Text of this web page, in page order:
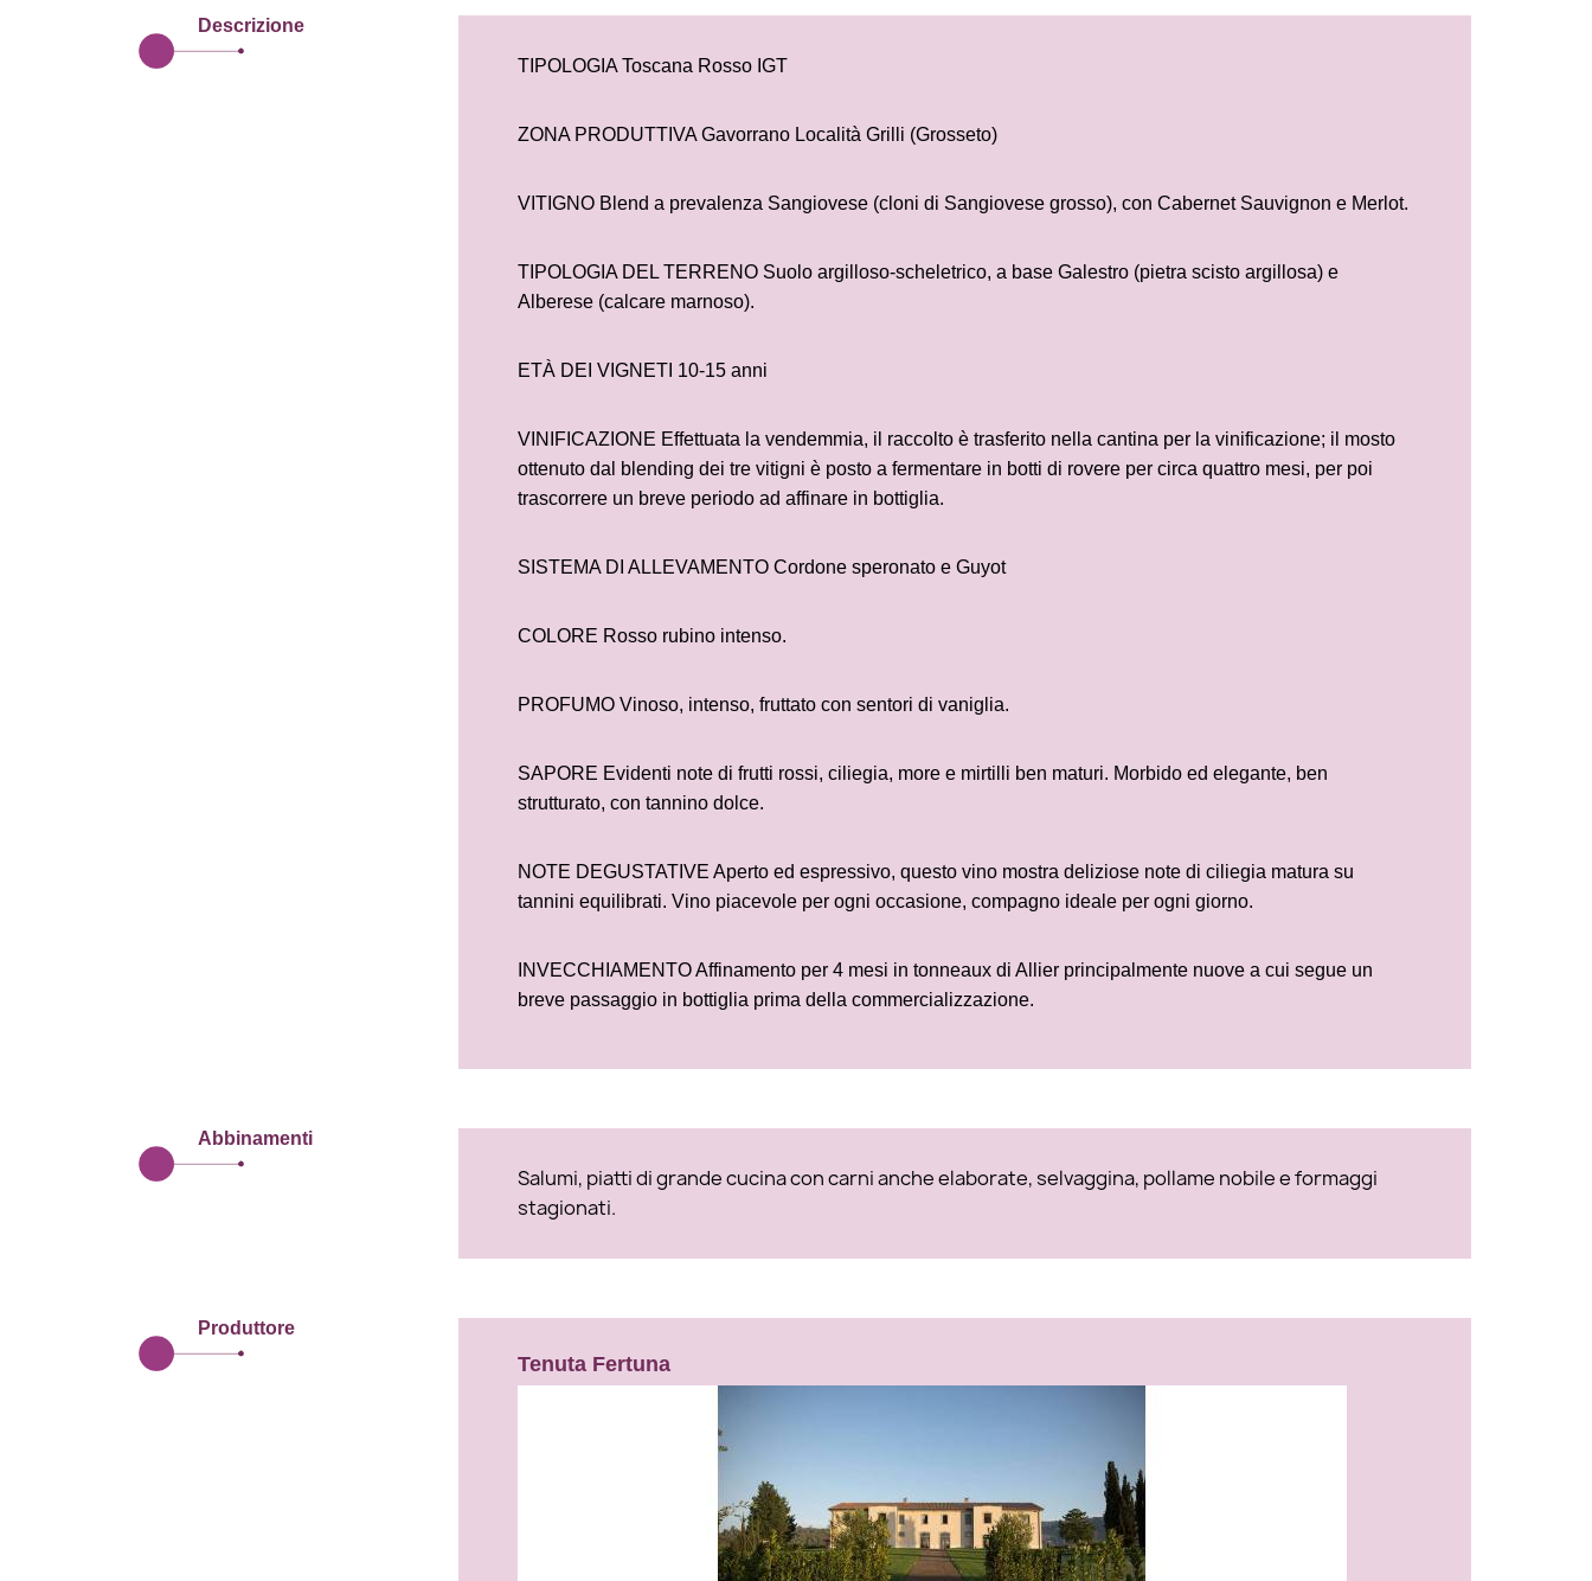
Descrizione
TIPOLOGIA Toscana Rosso IGT
ZONA PRODUTTIVA Gavorrano Località Grilli (Grosseto)
VITIGNO Blend a prevalenza Sangiovese (cloni di Sangiovese grosso), con Cabernet Sauvignon e Merlot.
TIPOLOGIA DEL TERRENO Suolo argilloso-scheletrico, a base Galestro (pietra scisto argillosa) e
Alberese (calcare marnoso).
ETÀ DEI VIGNETI 10-15 anni
VINIFICAZIONE Effettuata la vendemmia, il raccolto è trasferito nella cantina per la vinificazione; il mosto
ottenuto dal blending dei tre vitigni è posto a fermentare in botti di rovere per circa quattro mesi, per poi
trascorrere un breve periodo ad affinare in bottiglia.
SISTEMA DI ALLEVAMENTO Cordone speronato e Guyot
COLORE Rosso rubino intenso.
PROFUMO Vinoso, intenso, fruttato con sentori di vaniglia.
SAPORE Evidenti note di frutti rossi, ciliegia, more e mirtilli ben maturi. Morbido ed elegante, ben
strutturato, con tannino dolce.
NOTE DEGUSTATIVE Aperto ed espressivo, questo vino mostra deliziose note di ciliegia matura su
tannini equilibrati. Vino piacevole per ogni occasione, compagno ideale per ogni giorno.
INVECCHIAMENTO Affinamento per 4 mesi in tonneaux di Allier principalmente nuove a cui segue un
breve passaggio in bottiglia prima della commercializzazione.
Abbinamenti
Salumi, piatti di grande cucina con carni anche elaborate, selvaggina, pollame nobile e formaggi
stagionati.
Produttore
Tenuta Fertuna